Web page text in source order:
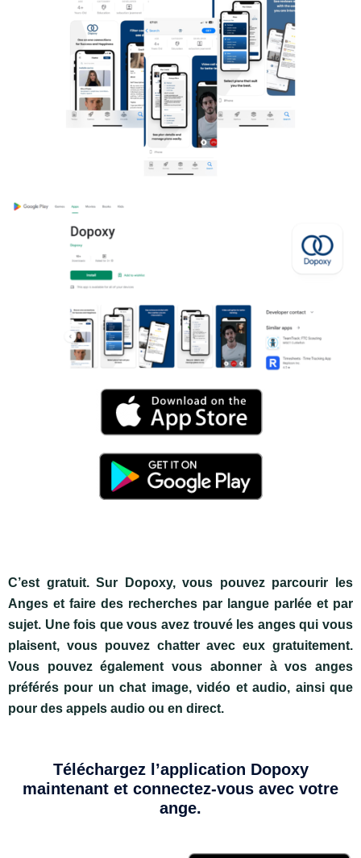
C’est gratuit. Sur Dopoxy, vous pouvez parcourir les
Anges et faire des recherches par langue parlée et par
sujet. Une fois que vous avez trouvé les anges qui vous
plaisent, vous pouvez chatter avec eux gratuitement.
Vous pouvez également vous abonner à vos anges
préférés pour un chat image, vidéo et audio, ainsi que
pour des appels audio ou en direct.
Téléchargez l’application Dopoxy
maintenant et connectez-vous avec votre
ange.